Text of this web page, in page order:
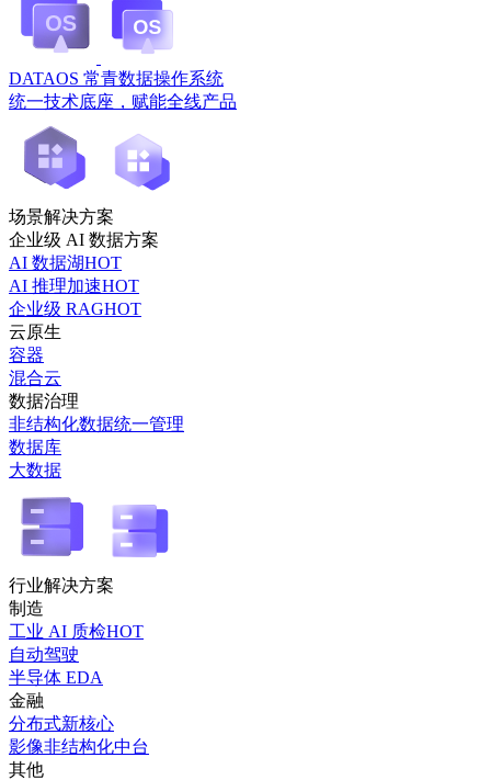
DATAOS 常青数据操作系统
统一技术底座，赋能全线产品
场景解决方案
企业级 AI 数据方案
AI 数据湖HOT
AI 推理加速HOT
企业级 RAGHOT
云原生
容器
混合云
数据治理
非结构化数据统一管理
数据库
大数据
行业解决方案
制造
工业 AI 质检HOT
自动驾驶
半导体 EDA
金融
分布式新核心
影像非结构化中台
其他